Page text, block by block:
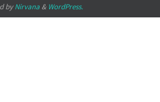
byNirvana& WordPress.